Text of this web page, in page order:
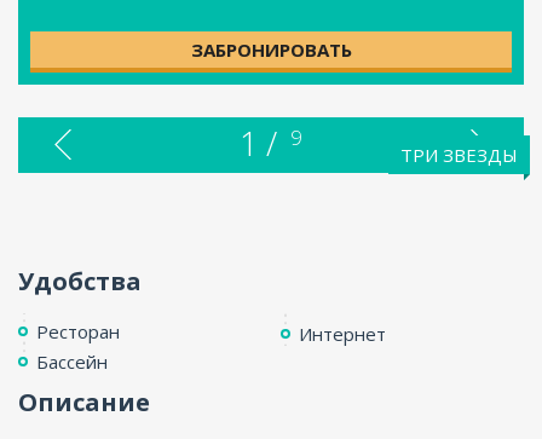
ЗАБРОНИРОВАТЬ
ТРИ ЗВЕЗДЫ
1 / 9
Удобства
Ресторан
Бассейн
Интернет
Описание